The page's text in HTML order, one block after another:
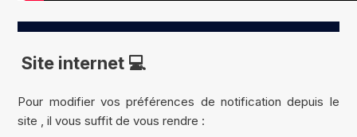
Site internet 💻
Pour modifier vos préférences de notification depuis le
site , il vous suffit de vous rendre :